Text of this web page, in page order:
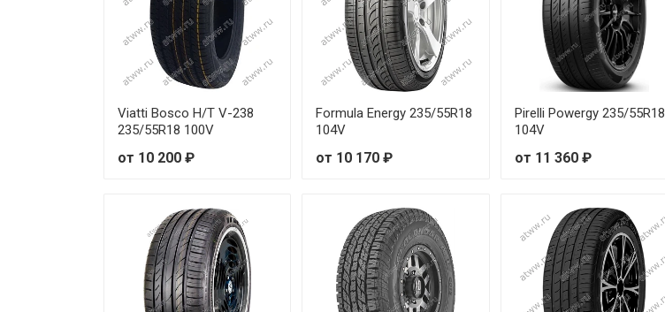
Viatti Bosco H/T V-238
235/55R18 100V
от 10 200 ₽
Formula Energy 235/55R18
104V
от 10 170 ₽
Pirelli Powergy 235/55R18
104V
от 11 360 ₽